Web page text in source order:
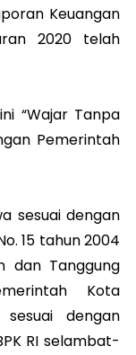
Keuangan
2020 telah
“Wajar Tanpa
Pemerintah
sesuai dengan
15 tahun 2004
dan Tanggung
Kota
dengan
RI selambat-